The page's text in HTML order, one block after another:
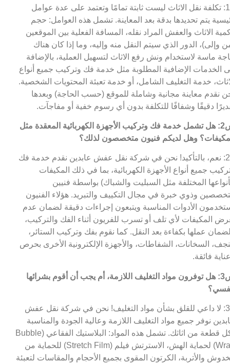
ج1: تكلفة نقل الاثاث ليست ثابتة تمامًا وتعتمد على عدة عوامل
يتم تحديدها بدقة بعد المعاينة. تشمل هذه العوامل: حجم
الاثاث والعفش المراد نقله، المسافة الفعلية بين الموقعين
وإلى)، الدور الذي سيتم النقل منه وإليه، وما إذا كان هناك
ماسة لاستخدام ونش رفع الاثاث لتسهيل العملية، بالإضافة
الخدمات الإضافية المطلوبة مثل خدمة فك وتركيب جميع أنواع
خدمة التغليف الشامل، أو خدمة تعبئة المحتويات الشخصية.
نقدم معاينة مجانية وشاملة للموقع (حسب الحاجة) وبعدها
دقيقًا وشفافًا للتكلفة بدون أي رسوم خفية أو مفاجآت.
س2: هل تشمل خدمة فك وتركيب الأجهزة الكهربائية المعقدة مثل
وهل لديكم فنيون متخصصون لذلك؟
ج2: نعم، بالتأكيد! نحن في شركة نقل عفش عابدين نقدم خدمة فك
جميع أنواع الأجهزة الكهربائية، بما في ذلك المكيفات
المختلفة مثل السبليت والشباك) بواسطة فنيين
وذوي خبرة في مجال التكييف والتبريد. هؤلاء الفنيون
الأدوات المناسبة ويتبعون إجراءات دقيقة لضمان عدم
المكيفات لأي تلف أو تسرب للفريون أثناء الفك والتركيب،
عملها بكفاءة بعد النقل. كما نقوم بفك وتركيب الستائر،
السخانات، الشفاطات، والأجهزة الإلكترونية الأخرى بحرص
فائقة.
س3: هل توفرون مواد التغليف اللازمة، أم يجب أن أقوم بشرائها
ج3: لا داعي للقلق بشأن مواد التغليف! نحن في شركة نقل عفش
نوفر جميع مواد التغليف اللازمة وعالية الجودة والمناسبة
لكل قطعة من اثاثك. تشمل هذه المواد: البلاستيك الفقاعي (Bubble
Wrap) لحماية الهش، الاسترتش فيلم (Stretch Film) للحماية من
والأتربة، الكرتون المقوى بجميع الأحجام والمقاسات لتعبئة